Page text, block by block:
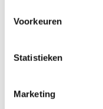
Voorkeuren
Statistieken
Marketing
MDF